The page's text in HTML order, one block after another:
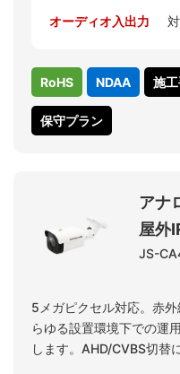
オーディオ入出力
RoHS NDAA 施
保守プラン
アナ
屋外
JS-
5メガピクセル対応。赤
らゆる設置環境下での運
します。AHD/CVBS切替